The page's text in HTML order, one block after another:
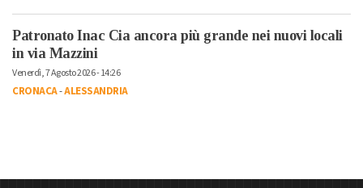
Patronato Inac Cia ancora più grande nei nuovi locali
in via Mazzini
Venerdì, 7 Agosto 2026 - 14:26
CRONACA-ALESSANDRIA